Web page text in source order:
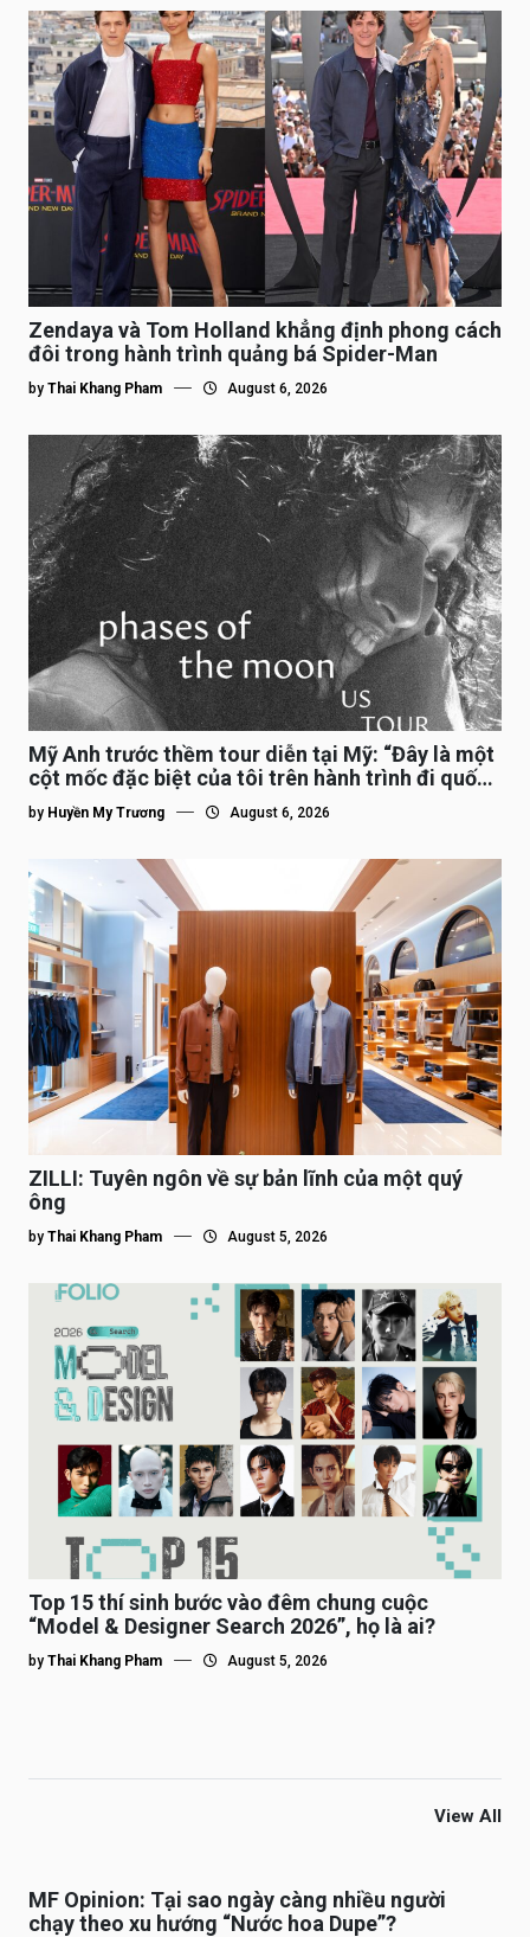
Zendaya và Tom Holland khẳng định phong cách
đôi trong hành trình quảng bá Spider-Man
by Thai Khang Pham August 6, 2026
Mỹ Anh trước thềm tour diễn tại Mỹ: “Đây là một
cột mốc đặc biệt của tôi trên hành trình đi quốc
tế”
by Huyền My Trương August 6, 2026
ZILLI: Tuyên ngôn về sự bản lĩnh của một quý
ông
by Thai Khang Pham August 5, 2026
Top 15 thí sinh bước vào đêm chung cuộc
“Model & Designer Search 2026”, họ là ai?
by Thai Khang Pham August 5, 2026
View All
MF Opinion: Tại sao ngày càng nhiều người
chạy theo xu hướng “Nước hoa Dupe”?